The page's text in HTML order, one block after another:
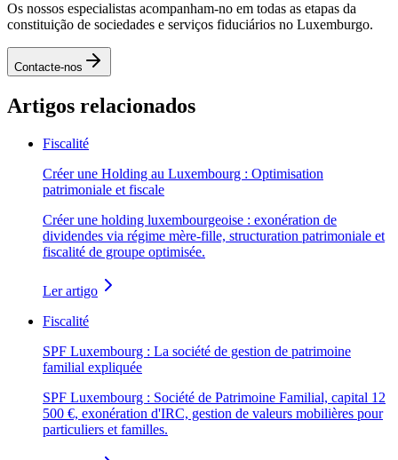
Os nossos especialistas acompanham-no em todas as etapas da
constituição de sociedades e serviços fiduciários no Luxemburgo.
Contacte-nos
Artigos relacionados
Fiscalité
Créer une Holding au Luxembourg : Optimisation
patrimoniale et fiscale
Créer une holding luxembourgeoise : exonération de
dividendes via régime mère-fille, structuration patrimoniale et
fiscalité de groupe optimisée.
Ler artigo
Fiscalité
SPF Luxembourg : La société de gestion de patrimoine
familial expliquée
SPF Luxembourg : Société de Patrimoine Familial, capital 12
500 €, exonération d'IRC, gestion de valeurs mobilières pour
particuliers et familles.